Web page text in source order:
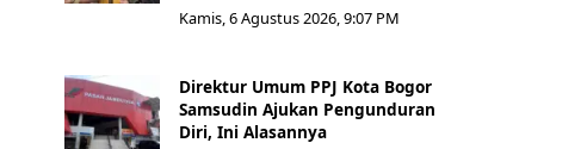
Kamis, 6 Agustus 2026, 9:07 PM
Direktur Umum PPJ Kota Bogor
Samsudin Ajukan Pengunduran
Diri, Ini Alasannya